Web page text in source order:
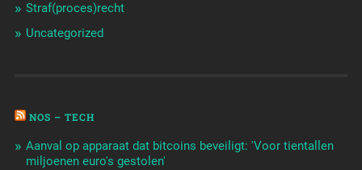
Straf(proces)recht
Uncategorized
NOS – TECH
Aanval op apparaat dat bitcoins beveiligt: 'Voor tientallen
miljoenen euro's gestolen'